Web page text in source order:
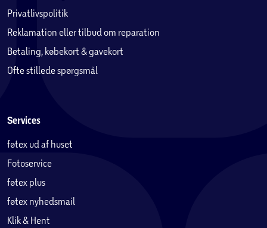
Privatlivspolitik
Reklamation eller tilbud om reparation
Betaling, købekort & gavekort
Ofte stillede spørgsmål
Services
føtex ud af huset
Fotoservice
føtex plus
føtex nyhedsmail
Klik & Hent